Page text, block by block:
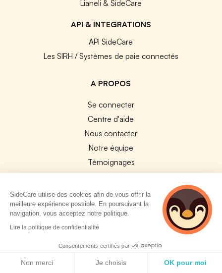
Lianeli & SideCare
API & INTEGRATIONS
API SideCare
Les SIRH / Systèmes de paie connectés
A PROPOS
Se connecter
Centre d'aide
Nous contacter
Notre équipe
Témoignages
Travailler chez SideCare
Mentions légales
CGU & RGPD
Cookies
App Store
SideCare utilise des cookies afin de vous offrir la
meilleure expérience possible. En poursuivant la
navigation, vous acceptez notre politique.
Lire la politique de confidentialité
Consentements certifiés par
Non merci Je choisis OK pour moi
2 personnes
consultent
actuellement cette